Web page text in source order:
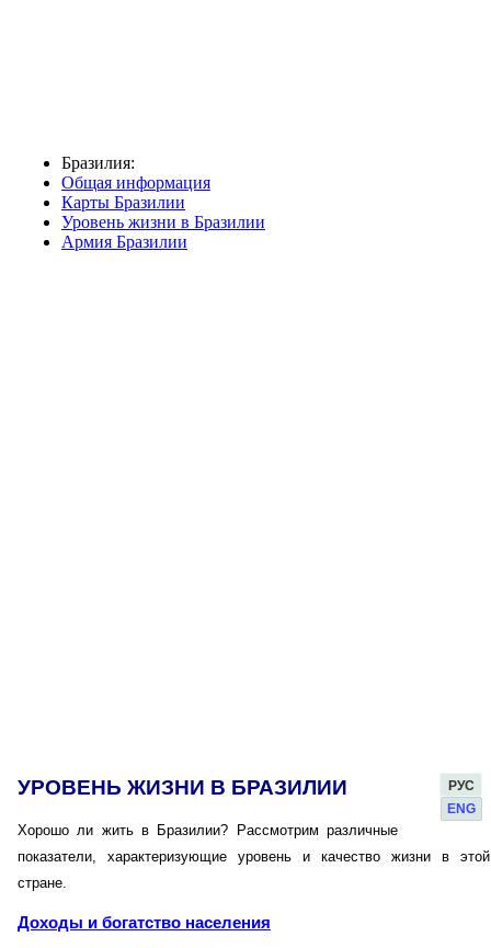
Бразилия:
Общая информация
Карты Бразилии
Уровень жизни в Бразилии
Армия Бразилии
РУС
ENG
УРОВЕНЬ ЖИЗНИ В БРАЗИЛИИ
Хорошо ли жить в Бразилии? Рассмотрим различные
показатели, характеризующие уровень и качество жизни в этой
стране.
Доходы и богатство населения